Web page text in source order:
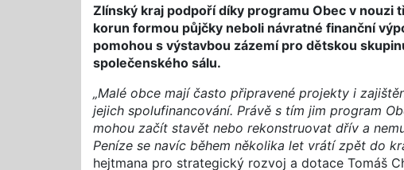
Zlínský kraj podpoří díky programu Obec v nouzi
korun formou půjčky neboli návratné finanční
pomohou s výstavbou zázemí pro dětskou
společenského sálu.
„Malé obce mají často připravené projekty i
jejich spolufinancování. Právě s tím jim program
mohou začít stavět nebo rekonstruovat dřív a
Peníze se navíc během několika let vrátí zpět do
hejtmana pro strategický rozvoj a dotace Tomáš